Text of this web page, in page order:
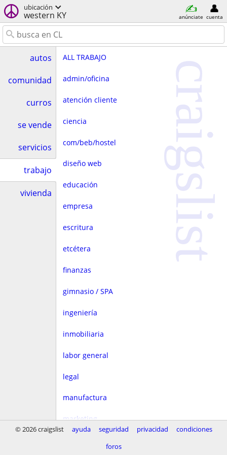
ubicación
western KY anúnciate cuenta
autos
comunidad
curros
se vende
servicios
trabajo
vivienda
ALL TRABAJO
admin/oficina
atención cliente
ciencia
com/beb/hostel
diseño web
educación
empresa
escritura
etcétera
finanzas
gimnasio / SPA
ingeniería
inmobiliaria
labor general
legal
manufactura
marketing
craigslist
© 2026 craigslist ayuda seguridad privacidad
condiciones
foros